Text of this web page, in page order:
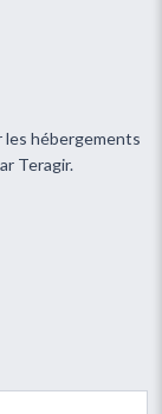
les hébergements
Teragir.